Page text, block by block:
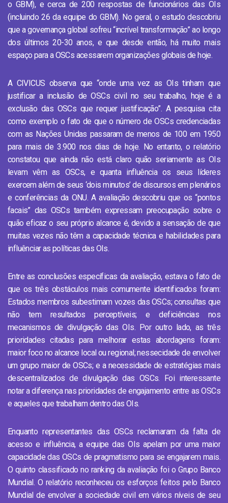
o GBM), e cerca de 200 respostas de funcionários das OIs
(incluindo 26 da equipe do GBM). No geral, o estudo descobriu
que a governança global sofreu “incrível transformação” ao longo
dos últimos 20-30 anos, e que desde então, há muito mais
espaço para a OSCs acessarem organizações globais de hoje.
A CIVICUS observa que “onde uma vez as OIs tinham que
justificar a inclusão de OSCs civil no seu trabalho, hoje é a
exclusão das OSCs que requer justificação”. A pesquisa cita
como exemplo o fato de que o número de OSCs credenciadas
com as Nações Unidas passaram de menos de 100 em 1950
para mais de 3.900 nos dias de hoje. No entanto, o relatório
constatou que ainda não está claro quão seriamente as OIs
levam vêm as OSCs, e quanta influência os seus líderes
exercem além de seus ‘dois minutos’ de discursos em plenários
e conferências da ONU. A avaliação descobriu que os “pontos
facais” das OSCs também expressam preocupação sobre o
quão eficaz o seu próprio alcance é, devido a sensação de que
muitas vezes não têm a capacidade técnica e habilidades para
influênciar as políticas das OIs.
Entre as conclusões específicas da avaliação, estava o fato de
que os três obstáculos mais comumente identificados foram:
Estados membros subestimam vozes das OSCs; consultas que
não tem resultados perceptíveis; e deficiências nos
mecanismos de divulgação das OIs. Por outro lado, as três
prioridades citadas para melhorar estas abordagens foram:
maior foco no alcance local ou regional; nessecidade de envolver
um grupo maior de OSCs; e a necessidade de estratégias mais
descentralizados de divulgação das OSCs. Foi interessante
notar a diferença nas prioridades de engajamento entre as OSCs
e aqueles que trabalham dentro das OIs.
Enquanto representantes das OSCs reclamaram da falta de
acesso e influência, a equipe das OIs apelam por uma maior
capacidade das OSCs de pragmatismo para se engajarem mais.
O quinto classificado no ranking da avaliação foi o Grupo Banco
Mundial. O relatório reconheceu os esforços feitos pelo Banco
Mundial de envolver a sociedade civil em vários níveis de seu